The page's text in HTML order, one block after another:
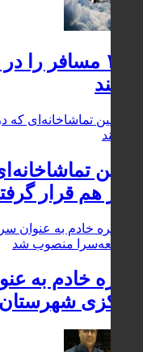
۱۴۰ مسافر
یافتند
اولین
کنار هم قرار
زهره خادم به
مرکزی